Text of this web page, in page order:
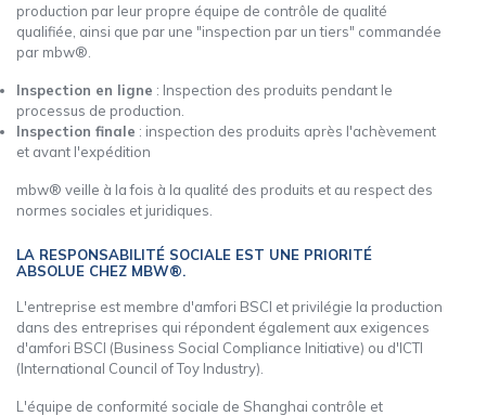
production par leur propre équipe de contrôle de qualité
qualifiée, ainsi que par une "inspection par un tiers" commandée
par mbw®.
Inspection en ligne : Inspection des produits pendant le
processus de production.
Inspection finale : inspection des produits après l'achèvement
et avant l'expédition
mbw® veille à la fois à la qualité des produits et au respect des
normes sociales et juridiques.
LA RESPONSABILITÉ SOCIALE EST UNE PRIORITÉ
ABSOLUE CHEZ MBW®.
L'entreprise est membre d'amfori BSCI et privilégie la production
dans des entreprises qui répondent également aux exigences
d'amfori BSCI (Business Social Compliance Initiative) ou d'ICTI
(International Council of Toy Industry).
L'équipe de conformité sociale de Shanghai contrôle et